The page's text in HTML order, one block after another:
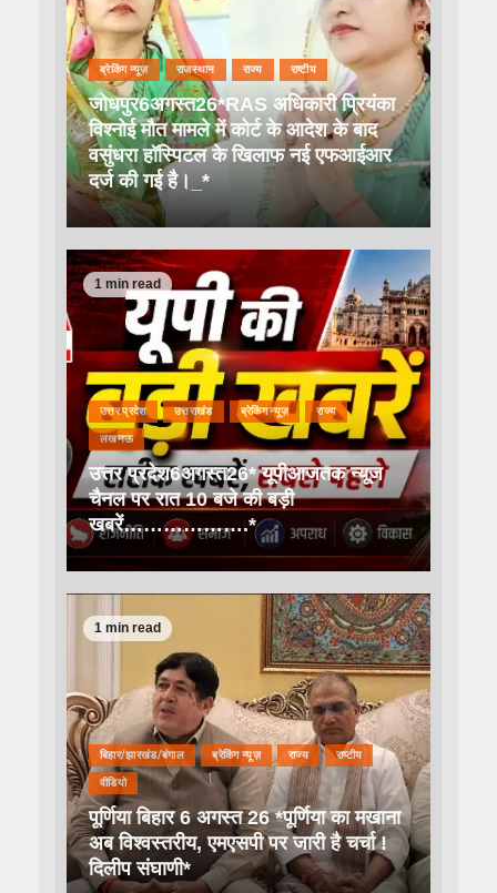
ब्रेकिंग न्यूज़ राजस्थान राज्य राष्टीय
जोधपुर6अगस्त26*RAS अधिकारी प्रियंका
विश्नोई मौत मामले में कोर्ट के आदेश के बाद
वसुंधरा हॉस्पिटल के खिलाफ नई एफआईआर
दर्ज की गई है।_*
1 min read
उत्तर प्रदेश उत्तराखंड ब्रेकिंग न्यूज़ राज्य
लखनऊ
उत्तर प्रदेश6अगस्त26* यूपीआजतक न्यूज
चैनल पर रात 10 बजे की बड़ी
खबरें……………….*
1 min read
बिहार/झारखंड/बंगाल ब्रेकिंग न्यूज़ राज्य राष्टीय
वीडियो
पूर्णिया बिहार 6 अगस्त 26 *पूर्णिया का मखाना
अब विश्वस्तरीय, एमएसपी पर जारी है चर्चा !
दिलीप संघाणी*